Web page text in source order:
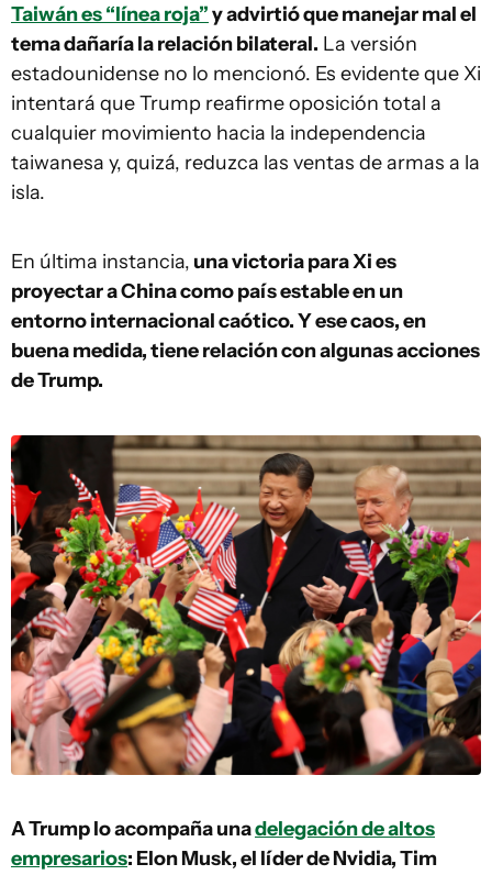
Taiwán es “línea roja”y advirtió que manejar mal el
tema dañaría la relación bilateral. La versión
estadounidense no lo mencionó. Es evidente que Xi
intentará que Trump reafirme oposición total a
cualquier movimiento hacia la independencia
taiwanesa y, quizá, reduzca las ventas de armas a la
isla.
En última instancia, una victoria para Xi es
proyectar a China como país estable en un
entorno internacional caótico. Y ese caos, en
buena medida, tiene relación con algunas acciones
de Trump.
A Trump lo acompaña unadelegación de altos
empresarios: Elon Musk, el líder de Nvidia, Tim